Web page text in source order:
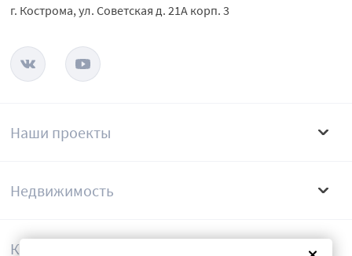
Наши проекты
Недвижимость
Компания
г. Кострома, ул. Советская д. 21А корп. 3